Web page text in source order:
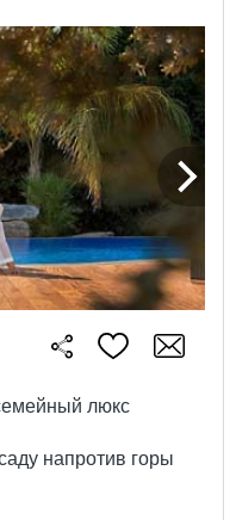
люкс
напротив горы